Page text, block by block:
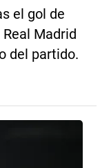
el gol de
Madrid
del partido.